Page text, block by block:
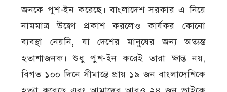
জনকে পুশ-ইন করেছে। বাংলাদেশ সরকার এ নিয়ে
নামমাত্র উদ্বেগ প্রকাশ করলেও কার্যকর কোনো
ব্যবস্থা নেয়নি, যা দেশের মানুষের জন্য অত্যন্ত
হতাশাজনক। শুধু পুশ-ইন করেই তারা ক্ষান্ত নয়,
বিগত ১০০ দিনে সীমান্তে প্রায় ১৯ জন বাংলাদেশিকে